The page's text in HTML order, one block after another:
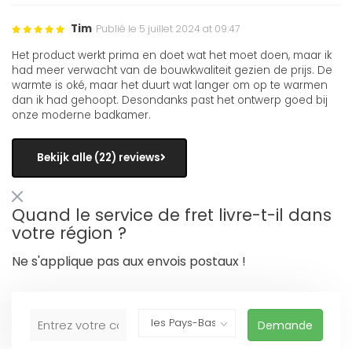
Tim Publié le 5 juillet 2024 at 09:47
Het product werkt prima en doet wat het moet doen, maar ik
had meer verwacht van de bouwkwaliteit gezien de prijs. De
warmte is oké, maar het duurt wat langer om op te warmen
dan ik had gehoopt. Desondanks past het ontwerp goed bij
onze moderne badkamer.
Bekijk alle (22) reviews
Quand le service de fret livre-t-il dans
votre région ?
Ne s'applique pas aux envois postaux !
Demande